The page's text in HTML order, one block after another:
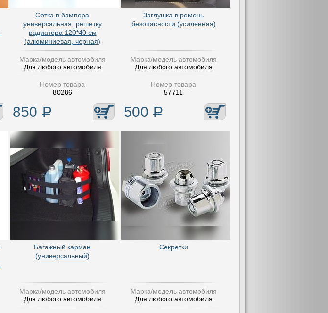
Сетка в бампера
универсальная, решетку
радиатора 120*40 см
(алюминиевая, черная)
Марка/модель автомобиля
Для любого автомобиля
Номер товара
80286
850 Р
Заглушка в ремень
безопасности (усиленная)
Марка/модель автомобиля
Для любого автомобиля
Номер товара
57711
500 Р
Багажный карман
(универсальный)
Марка/модель автомобиля
Для любого автомобиля
Секретки
Марка/модель автомобиля
Для любого автомобиля